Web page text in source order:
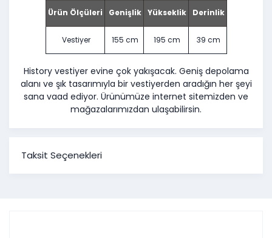
Ürün Ölçüleri Genişlik Yükseklik Derinlik
Vestiyer 155 cm 195 cm 39 cm
History vestiyer evine çok yakışacak. Geniş depolama
alanı ve şık tasarımıyla bir vestiyerden aradığın her şeyi
sana vaad ediyor. Ürünümüze internet sitemizden ve
mağazalarımızdan ulaşabilirsin.
Taksit Seçenekleri